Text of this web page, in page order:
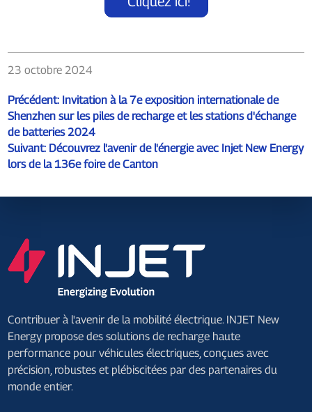
23 octobre 2024
Précédent: Invitation à la 7e exposition internationale de
Shenzhen sur les piles de recharge et les stations d'échange
de batteries 2024
Suivant: Découvrez l'avenir de l'énergie avec Injet New Energy
lors de la 136e foire de Canton
Contribuer à l'avenir de la mobilité électrique. INJET New
Energy propose des solutions de recharge haute
performance pour véhicules électriques, conçues avec
précision, robustes et plébiscitées par des partenaires du
monde entier.